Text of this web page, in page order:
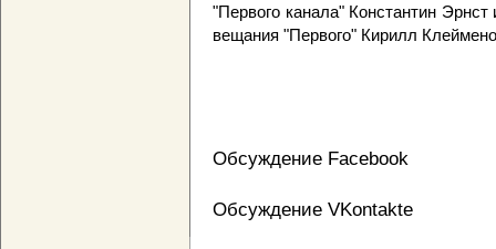
"Первого канала" Константин
вещания "Первого" Кирилл
Обсуждение Facebook
Обсуждение VKontakte